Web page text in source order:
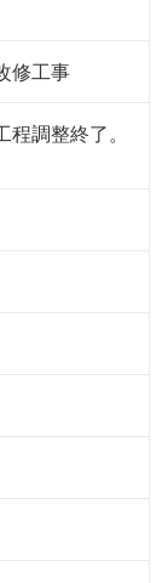
修工事
調整終了。